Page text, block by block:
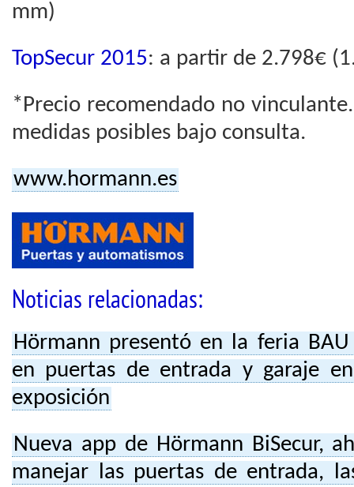
mm)
TopSecur 2015: a partir de 2.798€
*Precio recomendado no
medidas posibles bajo consulta.
www.hormann.es
Noticias relacionadas:
Hörmann presentó en la feria
en puertas de entrada y garaje
exposición
Nueva app de Hörmann BiSecur,
manejar las puertas de entrada,